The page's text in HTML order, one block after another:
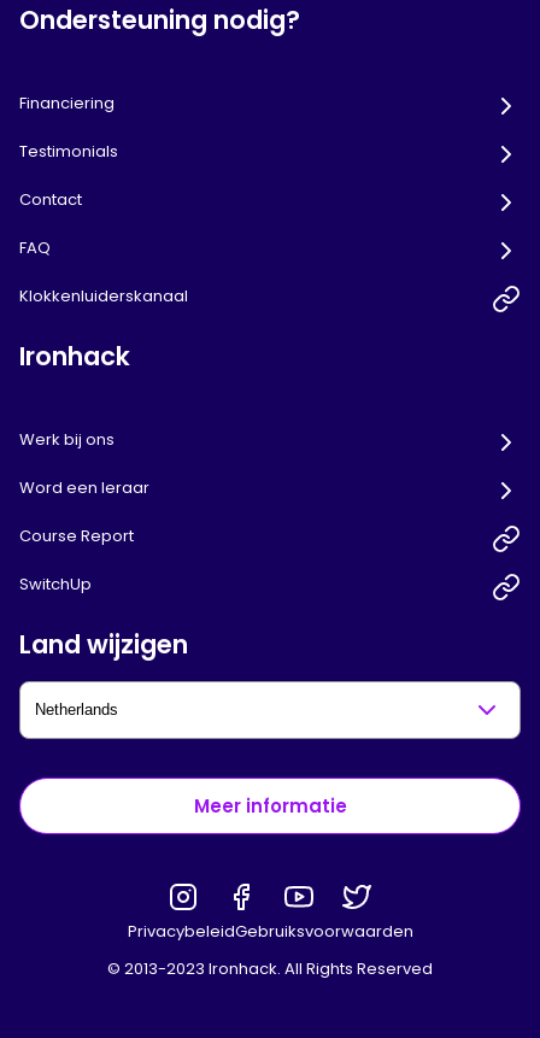
Ondersteuning nodig?
Financiering
Testimonials
Contact
FAQ
Klokkenluiderskanaal
Ironhack
Werk bij ons
Word een leraar
Course Report
SwitchUp
Land wijzigen
Meer informatie
PrivacybeleidGebruiksvoorwaarden
© 2013-2023 Ironhack. All Rights Reserved